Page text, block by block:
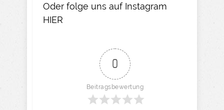
Oder folge uns auf Instagram
HIER​
0
Beitragsbewertung